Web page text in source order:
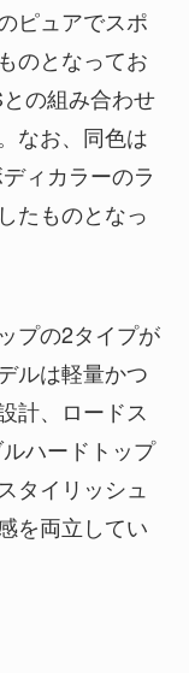
ピュアでスポ
のとなってお
の組み合わせ
なお、同色は
ィカラーのラ
たものとなっ
プの2タイプが
ルは軽量かつ
計、ロードス
ハードトップ
タイリッシュ
を両立してい